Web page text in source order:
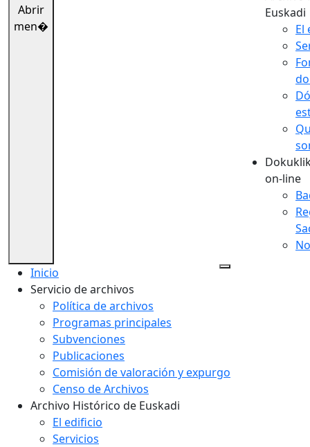
Abrir
men�
Euskadi
El
on-line
Inicio
Servicio de archivos
Política de archivos
Programas principales
Subvenciones
Publicaciones
Comisión de valoración y expurgo
Censo de Archivos
Archivo Histórico de Euskadi
El edificio
Servicios